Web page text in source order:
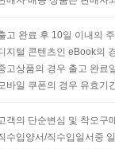
고 완료 후 10일 이내의
지털 콘텐츠인 eBook의
고상품의 경우 출고 완료
바일 쿠폰의 경우 유효기
객의 단순변심 및 착오구
수입양서/직수입일서중